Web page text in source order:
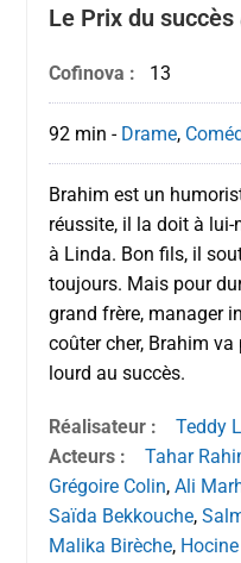
Le Prix du succès
Cofinova : 13
92 min - Drame,
Brahim est un
réussite, il la doit à
à Linda. Bon fils, il
toujours. Mais pour
grand frère, manager
coûter cher, Brahim
lourd au succès.
Réalisateur :
Teddy
Acteurs :
Tahar
Grégoire Colin,Ali
Saïda Bekkouche,
Malika Birèche,